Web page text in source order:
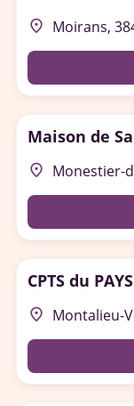
place Moirans,
Maison de
place Monestier-
CPTS du
place Montalieu-